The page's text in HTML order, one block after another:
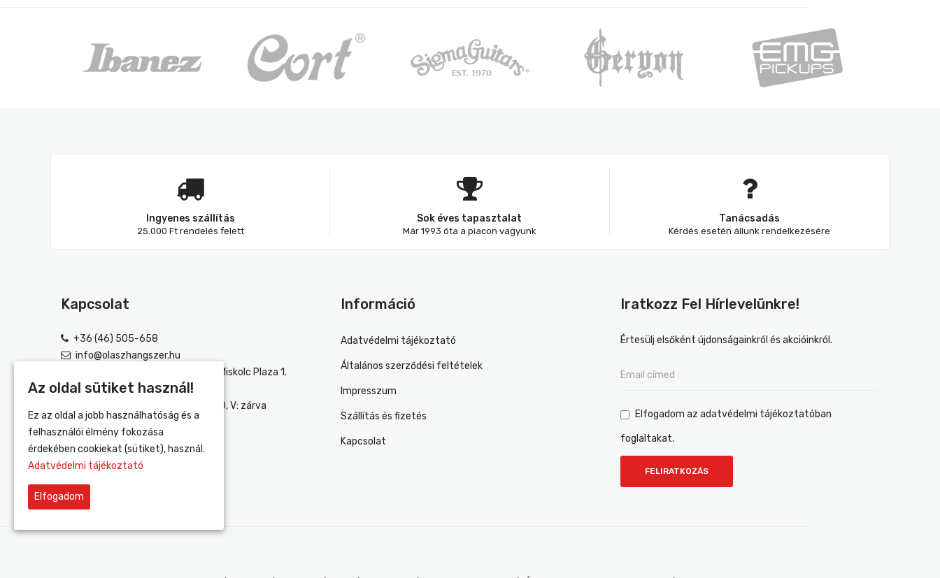
Ingyenes szállítás
25.000 Ft rendelés felett
Sok éves tapasztalat
Már 1993 óta a piacon vagyunk
Tanácsadás
Kérdés esetén állunk rendelkezésére
Kapcsolat
+36 (46) 505-658
info@olaszhangszer.hu
3525 Miskolc, Szentpáli Út 2-6. (Miskolc Plaza 1.
emelet)
H-P: 10:00-18:00, SZ: 10:00-18:30, V: zárva
Információ
Adatvédelmi tájékoztató
Általános szerződési feltételek
Impresszum
Szállítás és fizetés
Kapcsolat
Iratkozz Fel Hírlevelünkre!
Értesülj elsőként újdonságainkról és akcióinkról.
Elfogadom az adatvédelmi tájékoztatóban
foglaltakat.
Az oldal sütiket használ!
Ez az oldal a jobb használhatóság és a
felhasználói élmény fokozása
érdekében cookiekat (sütiket), használ.
Adatvédelmi tájékoztató
Elfogadom